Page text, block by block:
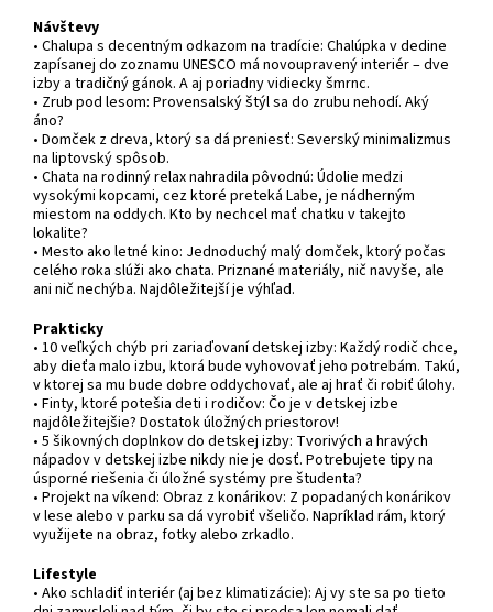
Návštevy
• Chalupa s decentným odkazom na tradície: Chalúpka v dedine
zapísanej do zoznamu UNESCO má novoupravený interiér – dve
izby a tradičný gánok. A aj poriadny vidiecky šmrnc.
• Zrub pod lesom: Provensalský štýl sa do zrubu nehodí. Aký
áno?
• Domček z dreva, ktorý sa dá preniesť: Severský minimalizmus
na liptovský spôsob.
• Chata na rodinný relax nahradila pôvodnú: Údolie medzi
vysokými kopcami, cez ktoré preteká Labe, je nádherným
miestom na oddych. Kto by nechcel mať chatku v takejto
lokalite?
• Mesto ako letné kino: Jednoduchý malý domček, ktorý počas
celého roka slúži ako chata. Priznané materiály, nič navyše, ale
ani nič nechýba. Najdôležitejší je výhľad.
Prakticky
• 10 veľkých chýb pri zariaďovaní detskej izby: Každý rodič chce,
aby dieťa malo izbu, ktorá bude vyhovovať jeho potrebám. Takú,
v ktorej sa mu bude dobre oddychovať, ale aj hrať či robiť úlohy.
• Finty, ktoré potešia deti i rodičov: Čo je v detskej izbe
najdôležitejšie? Dostatok úložných priestorov!
• 5 šikovných doplnkov do detskej izby: Tvorivých a hravých
nápadov v detskej izbe nikdy nie je dosť. Potrebujete tipy na
úsporné riešenia či úložné systémy pre študenta?
• Projekt na víkend: Obraz z konárikov: Z popadaných konárikov
v lese alebo v parku sa dá vyrobiť všeličo. Napríklad rám, ktorý
využijete na obraz, fotky alebo zrkadlo.
Lifestyle
• Ako schladiť interiér (aj bez klimatizácie): Aj vy ste sa po tieto